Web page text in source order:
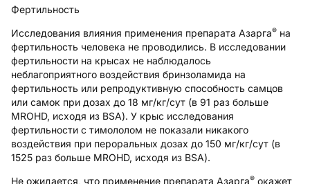
Фертильность
Исследования влияния применения препарата Азарга® на
фертильность человека не проводились. В исследовании
фертильности на крысах не наблюдалось
неблагоприятного воздействия бринзоламида на
фертильность или репродуктивную способность самцов
или самок при дозах до 18 мг/кг/сут (в 91 раз больше
MROHD, исходя из BSA). У крыс исследования
фертильности с тимололом не показали никакого
воздействия при пероральных дозах до 150 мг/кг/сут (в
1525 раз больше MROHD, исходя из BSA).
Не ожидается, что применение препарата Азарга® окажет